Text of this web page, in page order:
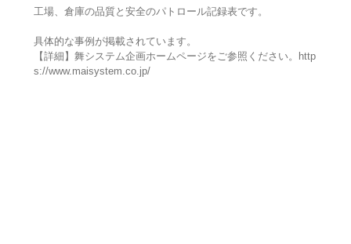
工場、倉庫の品質と安全のパトロール記録表です。
具体的な事例が掲載されています。
【詳細】舞システム企画ホームページをご参照ください。http
s://www.maisystem.co.jp/